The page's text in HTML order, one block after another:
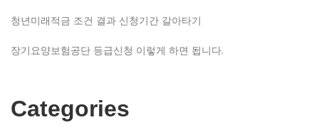
청년미래적금 조건 결과 신청기간 갈아타기
장기요양보험공단 등급신청 이렇게 하면 됩니다.
Categories